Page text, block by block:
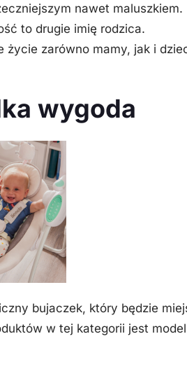
nawet maluszkiem.
to drugie imię rodzica.
życie zarówno mamy, jak i
wygoda
bujaczek, który będzie
w tej kategorii jest model